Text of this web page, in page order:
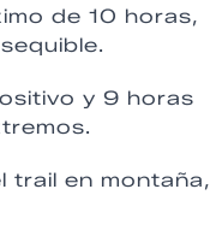
de 10 horas,
y 9 horas
trail en montaña,